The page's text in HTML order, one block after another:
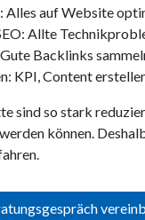
Alles auf Website
Allte
Backlinks
KPI, Content
sind so stark
können.